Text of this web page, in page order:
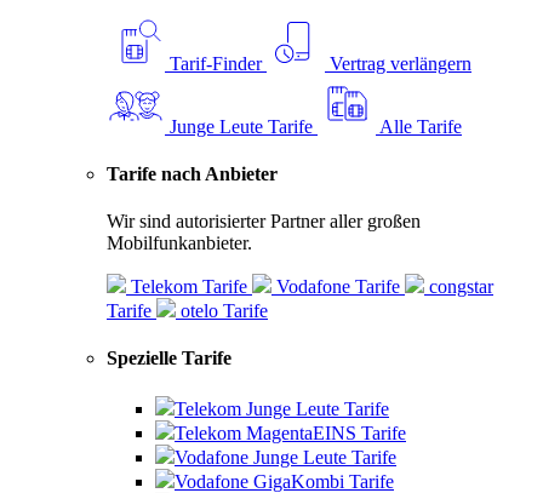
Tarif-Finder Vertrag verlängern
Junge Leute Tarife Alle Tarife
Tarife nach Anbieter
Wir sind autorisierter Partner aller großen
Mobilfunkanbieter.
Telekom Tarife Vodafone Tarife
congstar
Tarife
otelo Tarife
Spezielle Tarife
Telekom Junge Leute Tarife
Telekom MagentaEINS Tarife
Vodafone Junge Leute Tarife
Vodafone GigaKombi Tarife